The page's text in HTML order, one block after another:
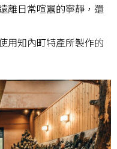
離日常喧囂的寧靜，還
用知內町特產所製作的